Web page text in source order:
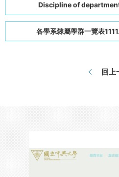
Discipline of
各學系隸屬學群一覽表
回上